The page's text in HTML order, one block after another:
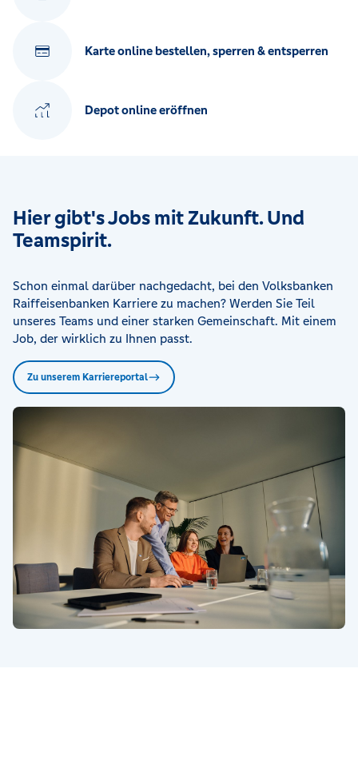
Karte online bestellen, sperren & entsperren
Depot online eröffnen
Hier gibt's Jobs mit Zukunft. Und
Teamspirit.
Schon einmal darüber nachgedacht, bei den Volksbanken
Raiffeisenbanken Karriere zu machen? Werden Sie Teil
unseres Teams und einer starken Gemeinschaft. Mit einem
Job, der wirklich zu Ihnen passt.
Zu unserem Karriereportal